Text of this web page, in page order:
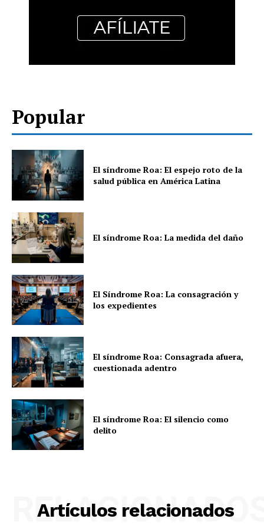
Popular
El síndrome Roa: El espejo roto de la
salud pública en América Latina
El síndrome Roa: La medida del daño
El Síndrome Roa: La consagración y
los expedientes
El síndrome Roa: Consagrada afuera,
cuestionada adentro
El síndrome Roa: El silencio como
delito
Artículos relacionados